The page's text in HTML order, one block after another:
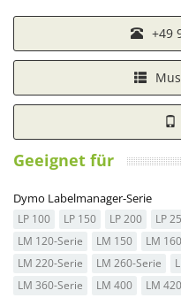
+49
Geeignet für
Dymo Labelmanager-Serie
LP 100 LP 150 LP 200 LP
LM 120-Serie
LM 150 LM 160
LM 220-Serie
LM 260-Serie
LM 360-Serie
LM 400 LM